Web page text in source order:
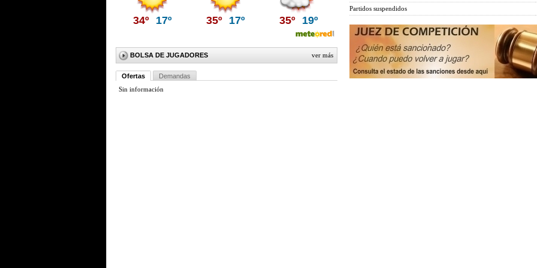
34º 17º 35º 17º 35º 19º
BOLSA DE JUGADORES ver más
Ofertas
Demandas
Sin información
Partidos suspendidos